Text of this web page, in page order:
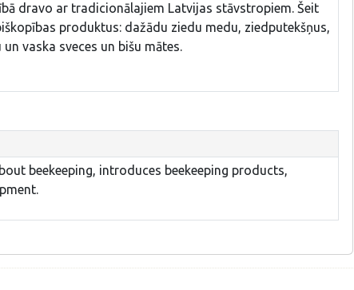
dravo ar tradicionālajiem Latvijas stāvstropiem. Šeit
produktus: dažādu ziedu medu, ziedputekšņus,
vaska sveces un bišu mātes.
beekeeping, introduces beekeeping products,